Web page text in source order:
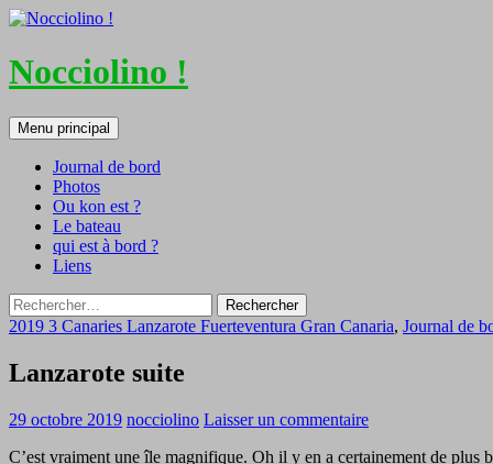
Nocciolino !
Recherche
Menu principal
Aller
au
contenu
Journal de bord
Photos
Ou kon est ?
Le bateau
qui est à bord ?
Liens
Rechercher :
2019 3 Canaries Lanzarote Fuerteventura Gran Canaria, Journal de
Lanzarote suite
29 octobre 2019 nocciolino Laisser un commentaire
C’est vraiment une île magnifique. Oh il y en a certainement de plus